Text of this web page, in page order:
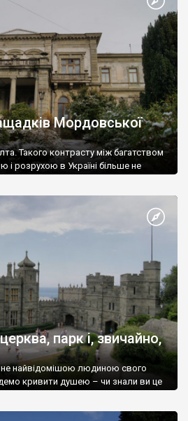
Мордовської
Такого контрасту між багатством
і розрухою в Україні більше не
парк і, звичайно,
найвідомішою людиною свого
кривити душею – чи знали ви це